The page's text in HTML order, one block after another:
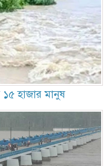
১৫ হাজার মানুষ